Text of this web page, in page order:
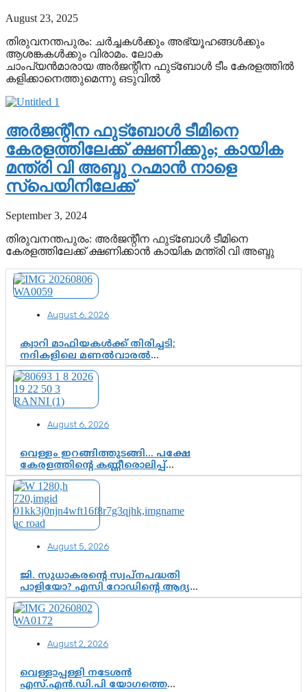
August 23, 2025
തിരുവനന്തപുരം: ചര്‍ച്ചകള്‍ക്കും അഭ്യൂഹങ്ങള്‍ക്കും
ആശങ്കകള്‍ക്കും വിരാമം. ലോക
ചാംപ്യൻമാരായ അര്‍ജന്റീന ഫുട്‌ബോള്‍ ടീം കേരളത്തില്‍
കളിക്കാനെത്തുമെന്നു ഒടുവില്‍
അര്‍ജന്റീന ഫുട്ബോള്‍ ടീമിനെ
കേരളത്തിലേക്ക് ക്ഷണിക്കും; കായിക
മന്ത്രി വി അബ്ദു റഹ്മാന്‍ നാളെ
സ്പെയിനിലേക്ക്
September 3, 2024
തിരുവനന്തപുരം: അര്‍ജന്റീന ഫുട്ബോള്‍ ടീമിനെ
കേരളത്തിലേക്ക് ക്ഷണിക്കാന്‍ കായിക മന്ത്രി വി അബ്ദു
August 6, 2026
ക്വാറി മാഫിയകൾക്ക് തിരിച്ചടി;
നദികളിലെ മണൽവാരൽ
പുനരാരംഭിക്കാൻ വി.ഡി. സർക്കാർ
തീരുമാനം
August 6, 2026
വെള്ളം ഇറങ്ങിത്തുടങ്ങി… പക്ഷേ
കേരളത്തിന്റെ കണ്ണീരൊലിപ്പ്
എന്നവസാനിക്കും?
August 5, 2026
ജി. സുധാകരന്റെ സ്വപ്നപദ്ധതി
പാളിയോ? എസി റോഡിന്റെ ആദ്യ
പ്രളയപരീക്ഷയിൽ ഉയരുന്നത്
ഗുരുതര ചോദ്യങ്ങൾ
August 2, 2026
വെള്ളാപ്പള്ളി നടേശൻ
എസ്.എൻ.ഡി.പി യോഗത്തെ